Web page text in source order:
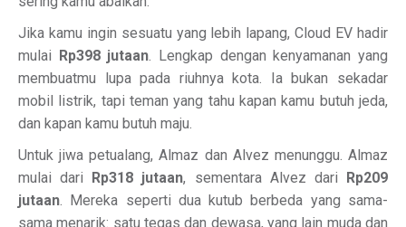
Jika kamu ingin sesuatu yang lebih lapang, Cloud EV hadir
mulai Rp398 jutaan. Lengkap dengan kenyamanan yang
membuatmu lupa pada riuhnya kota. Ia bukan sekadar
mobil listrik, tapi teman yang tahu kapan kamu butuh jeda,
dan kapan kamu butuh maju.
Untuk jiwa petualang, Almaz dan Alvez menunggu. Almaz
mulai dari Rp318 jutaan, sementara Alvez dari Rp209
jutaan. Mereka seperti dua kutub berbeda yang sama-
sama menarik: satu tegas dan dewasa, yang lain muda dan